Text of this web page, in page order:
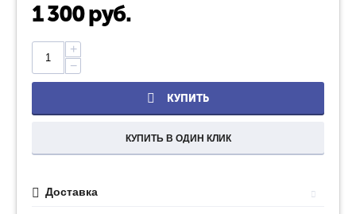
1 300руб.
+
−
КУПИТЬ
КУПИТЬ В ОДИН КЛИК
Доставка